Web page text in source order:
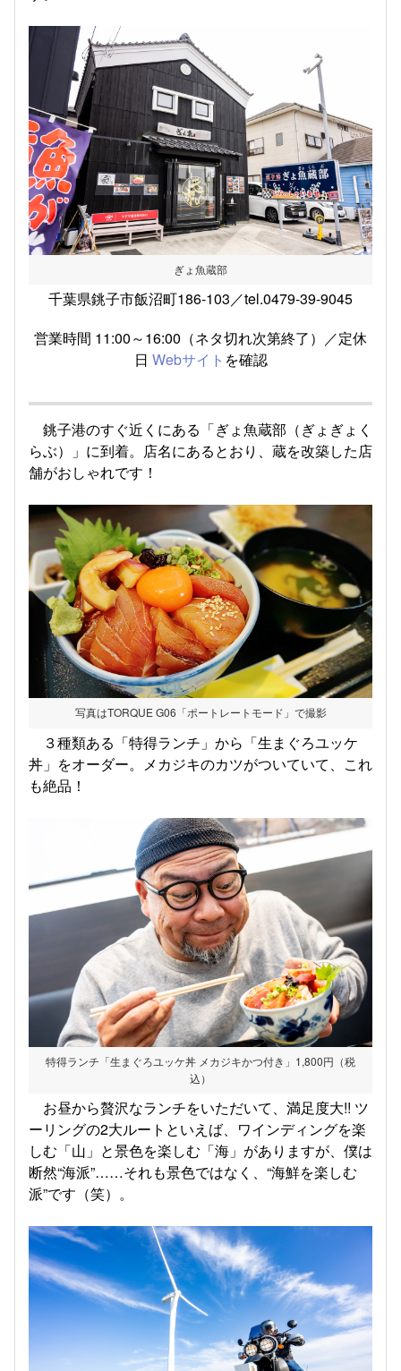
ぎょ魚蔵部
千葉県銚子市飯沼町186-103／tel.0479-39-9045
営業時間 11:00～16:00（ネタ切れ次第終了）／定休
日 Webサイト を確認
銚子港のすぐ近くにある「ぎょ魚蔵部（ぎょぎょく
らぶ）」に到着。店名にあるとおり、蔵を改築した店
舗がおしゃれです！
写真はTORQUE G06「ポートレートモード」で撮影
３種類ある「特得ランチ」から「生まぐろユッケ
丼」をオーダー。メカジキのカツがついていて、これ
も絶品！
特得ランチ「生まぐろユッケ丼 メカジキかつ付き」1,800円（税
込）
お昼から贅沢なランチをいただいて、満足度大!! ツ
ーリングの2大ルートといえば、ワインディングを楽
しむ「山」と景色を楽しむ「海」がありますが、僕は
断然“海派”……それも景色ではなく、“海鮮を楽しむ
派”です（笑）。